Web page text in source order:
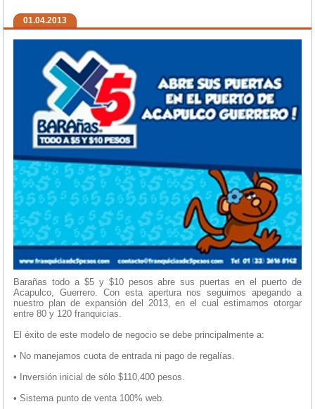
01.04.2013
Barañas todo a $5 y $10 pesos abre sus puertas en el puerto de
Acapulco, Guerrero. Con esta apertura nos seguimos apegando a
nuestro plan de expansión del 2013, en el cual estimamos otorgar
entre 80 y 120 franquicias.
El éxito de este modelo de negocio se debe principalmente a:
• No manejamos cuota de entrada ni pago de regalías.
• Inversión inicial de sólo $110,400 pesos.
• Sistema punto de venta 100% web.